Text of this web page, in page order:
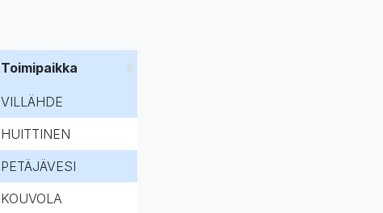
Toimipaikka
VILLÄHDE
HUITTINEN
PETÄJÄVESI
KOUVOLA